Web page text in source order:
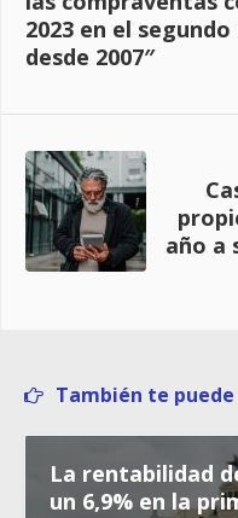
2023 en el
desde 2007″
año a
También te
La rentabilidad
un 6,9% en la